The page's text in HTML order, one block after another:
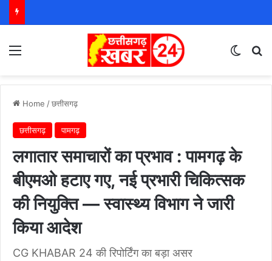
Home /छत्तीसगढ़
छत्तीसगढ़ पामगढ़
लगातार समाचारों का प्रभाव : पामगढ़ के
बीएमओ हटाए गए, नई प्रभारी चिकित्सक
की नियुक्ति — स्वास्थ्य विभाग ने जारी
किया आदेश
CG KHABAR 24 की रिपोर्टिंग का बड़ा असर